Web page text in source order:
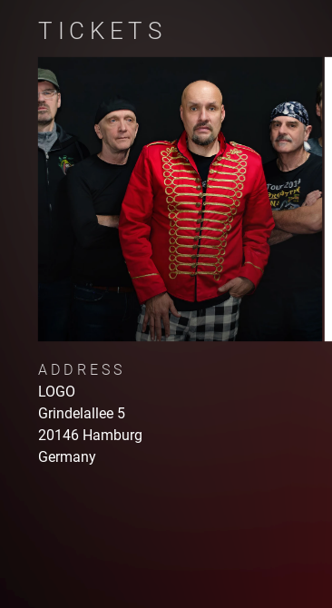
TICKETS
ADDRESS
LOGO
Grindelallee 5
20146 Hamburg
Germany